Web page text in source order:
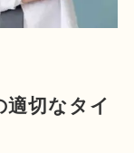
適切なタイ